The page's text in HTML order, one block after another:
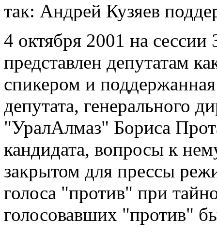
так: Андрей Кузяев
4 октября 2001 на
представлен депутатам
спикером и
депутата, генерального
"УралАлмаз" Бориса
кандидата, вопросы к
закрытом для прессы
голоса "против" при
голосовавших "против"